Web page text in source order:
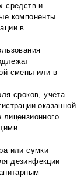
средств и
компоненты
в
смены или в
сроков, учёта
оказанной
или сумки
дезинфекции